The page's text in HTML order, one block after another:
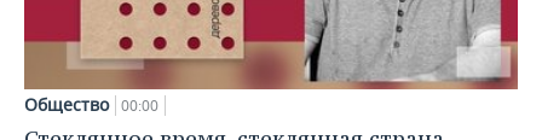
Общество 00:00